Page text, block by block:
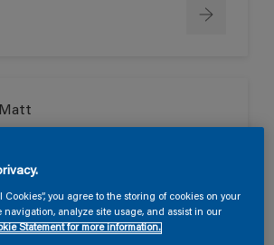
Best seller
soveværelser
Let at påføre
you agree to the storing of cookies on your
navigation, analyze site usage, and assist in our
Statement for more information.